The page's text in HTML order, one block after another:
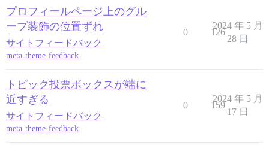
プロフィールページ上のグル
ープ装飾の位置ずれ
サイトフィードバック
meta-theme-feedback
0 126
2024 年 5 月
28 日
トピック投票ボックスが端に
近すぎる
サイトフィードバック
meta-theme-feedback
0 159
2024 年 5 月
17 日